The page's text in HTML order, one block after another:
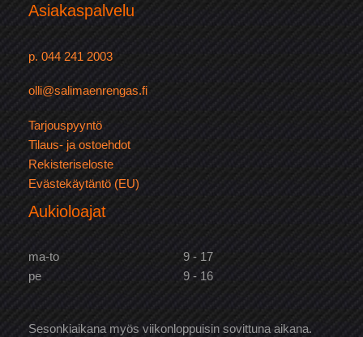
Asiakaspalvelu
p. 044 241 2003
olli@salimaenrengas.fi
Tarjouspyyntö
Tilaus- ja ostoehdot
Rekisteriseloste
Evästekäytäntö (EU)
Aukioloajat
ma-to
9 - 17
pe
9 - 16
Sesonkiaikana myös viikonloppuisin sovittuna aikana.